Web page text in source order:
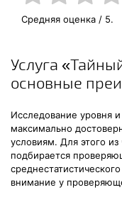
Средняя оценка / 5.
Услуга
основные
Исследование уровня
максимально
условиям. Для этого из
подбирается
внимание у